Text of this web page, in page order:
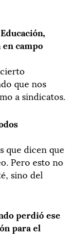
en campo
que nos
a sindicatos.
que dicen que
Pero esto no
sino del
perdió ese
para el